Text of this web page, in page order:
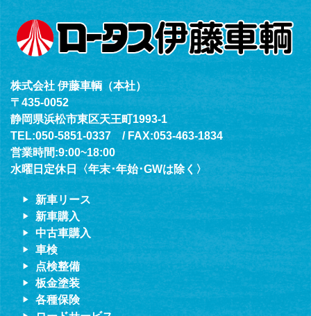
株式会社 伊藤車輌（本社）
〒435-0052
静岡県浜松市東区天王町1993-1
TEL:050-5851-0337 / FAX:053-463-1834
営業時間:9:00~18:00
水曜日定休日〈年末･年始･GWは除く〉
新車リース
新車購入
中古車購入
車検
点検整備
板金塗装
各種保険